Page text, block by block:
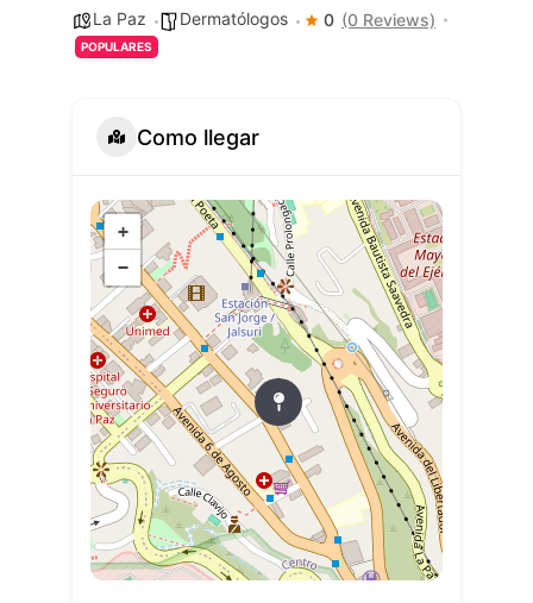
La Paz Dermatólogos 0 (0 Reviews)
POPULARES
Como llegar
+
−